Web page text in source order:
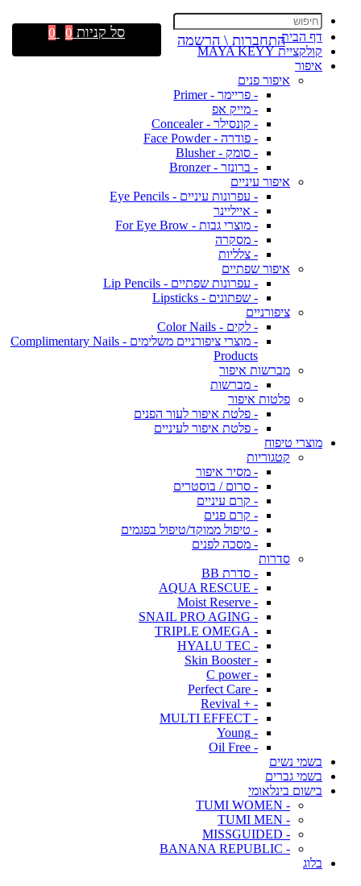
דף הבית
קולקציית MAYA KEYY
איפור
איפור פנים
- פריימר - Primer
- מייק אפ
- קונסילר - Concealer
- פודרה - Face Powder
- סומק - Blusher
- ברונזר - Bronzer
איפור עיניים
- עפרונות עיניים - Eye Pencils
- אייליינר
- מוצרי גבות - For Eye Brow
- מסקרה
- צלליות
איפור שפתיים
- עפרונות שפתיים - Lip Pencils
- שפתונים - Lipsticks
ציפורניים
- לקים - Color Nails
- מוצרי ציפורניים משלימים - Complimentary Nails
Products
מברשות איפור
- מברשות
פלטות איפור
- פלטת איפור לעור הפנים
- פלטת איפור לעיניים
מוצרי טיפוח
קטגוריות
- מסיר איפור
- סרום / בוסטרים
- קרם עיניים
- קרם פנים
- טיפול ממוקד/טיפול בפגמים
- מסכה לפנים
סדרות
- סדרת BB
- AQUA RESCUE
- Moist Reserve
- SNAIL PRO AGING
- TRIPLE OMEGA
- HYALU TEC
- Skin Booster
- C power
- Perfect Care
- + Revival
- MULTI EFFECT
- Young
- Oil Free
בשמי נשים
בשמי גברים
בישום בינלאומי
- TUMI WOMEN
- TUMI MEN
- MISSGUIDED
- BANANA REPUBLIC
בלוג
התחברות \ הרשמה סל קניות 0
0